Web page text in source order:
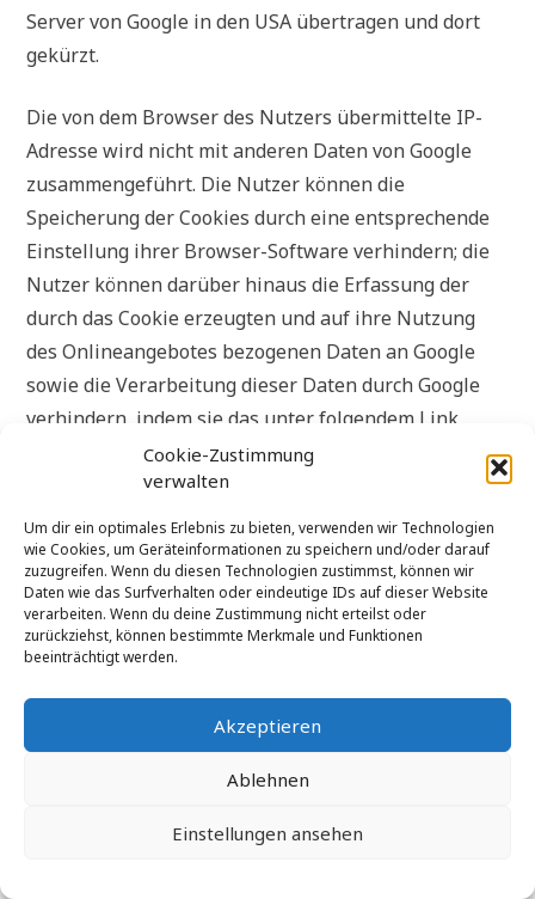
Cookie-Zustimmung
verwalten
Um dir ein optimales Erlebnis zu bieten, verwenden wir Technologien
wie Cookies, um Geräteinformationen zu speichern und/oder darauf
zuzugreifen. Wenn du diesen Technologien zustimmst, können wir
Daten wie das Surfverhalten oder eindeutige IDs auf dieser Website
verarbeiten. Wenn du deine Zustimmung nicht erteilst oder
zurückziehst, können bestimmte Merkmale und Funktionen
beeinträchtigt werden.
Akzeptieren
Ablehnen
Einstellungen ansehen
Server von Google in den USA übertragen und dort
gekürzt.
Die von dem Browser des Nutzers übermittelte IP-
Adresse wird nicht mit anderen Daten von Google
zusammengeführt. Die Nutzer können die
Speicherung der Cookies durch eine entsprechende
Einstellung ihrer Browser-Software verhindern; die
Nutzer können darüber hinaus die Erfassung der
durch das Cookie erzeugten und auf ihre Nutzung
des Onlineangebotes bezogenen Daten an Google
sowie die Verarbeitung dieser Daten durch Google
verhindern, indem sie das unter folgendem Link
verfügbare Browser-Plugin herunterladen und
http://tools.google.com/dlpage/gaoptout?
hl=de.
Weitere Informationen zur Datennutzung durch
Google, Einstellungs- und
Widerspruchsmöglichkeiten, erfahren Sie in der
https://policies.google.com/technologies/ads
in den Einstellungen für die Darstellung von
Werbeeinblendungen durch Google